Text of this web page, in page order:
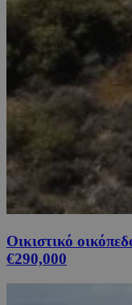
Οικιστικό
€290,000